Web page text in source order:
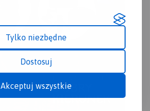
Tylko niezbędne
Dostosuj
Akceptuj wszystkie